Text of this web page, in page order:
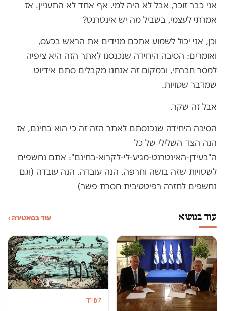
אני כבר זוכר, אבל לא היה למי. אף אחד לא התעניין. אז
אמרתי לעצמי, בשביל מה יש אינטרנט?
וכן, אני יכול לשמוע אתכם מנידים את הראש בכעס,
ואומרים: הסיבה היחידה שנכנסנו לאתר הזה היא ציפיה
למסר חברתי, ובמקום זה אנחנו מקבלים סתם אידיוט
שמדבר שטויות.
אבל זה שקר.
הסיבה היחידה שנכנסתם לאתר הזה זה כי הוא בחינם, אז
הנה הצד השלילי של כל
ה"בעידן-האינטרנט-מגיע-לי-לקרוא-בחינם": אתם נחשפים
לשטויות שזה בושה וחרפה. הנה עובדה. הנה עובדה (וגם
נחשפים לחזרה רפיטטיבית חסרת פשר)
עוד בנושא עוד בסאטירה ›
סאטירה